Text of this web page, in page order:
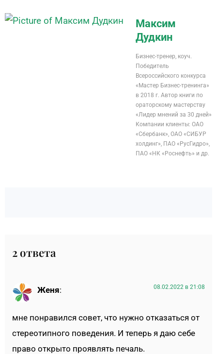
Максим
Дудкин
Бизнес-тренер, коуч.
Победитель
Всероссийского конкурса
«Мастер Бизнес-тренинга»
в 2018 г. Автор книги по
ораторскому мастерству
«Лидер мнений за 30 дней»
Компании клиенты: ОАО
«Сбербанк», ОАО «СИБУР
холдинг», ПАО «РусГидро»,
ПАО «НК «Роснефть» и др.
2 ответа
Женя: 08.02.2022 в 21:08
мне понравился совет, что нужно отказаться от
стереотипного поведения. И теперь я даю себе
право открыто проявлять печаль.